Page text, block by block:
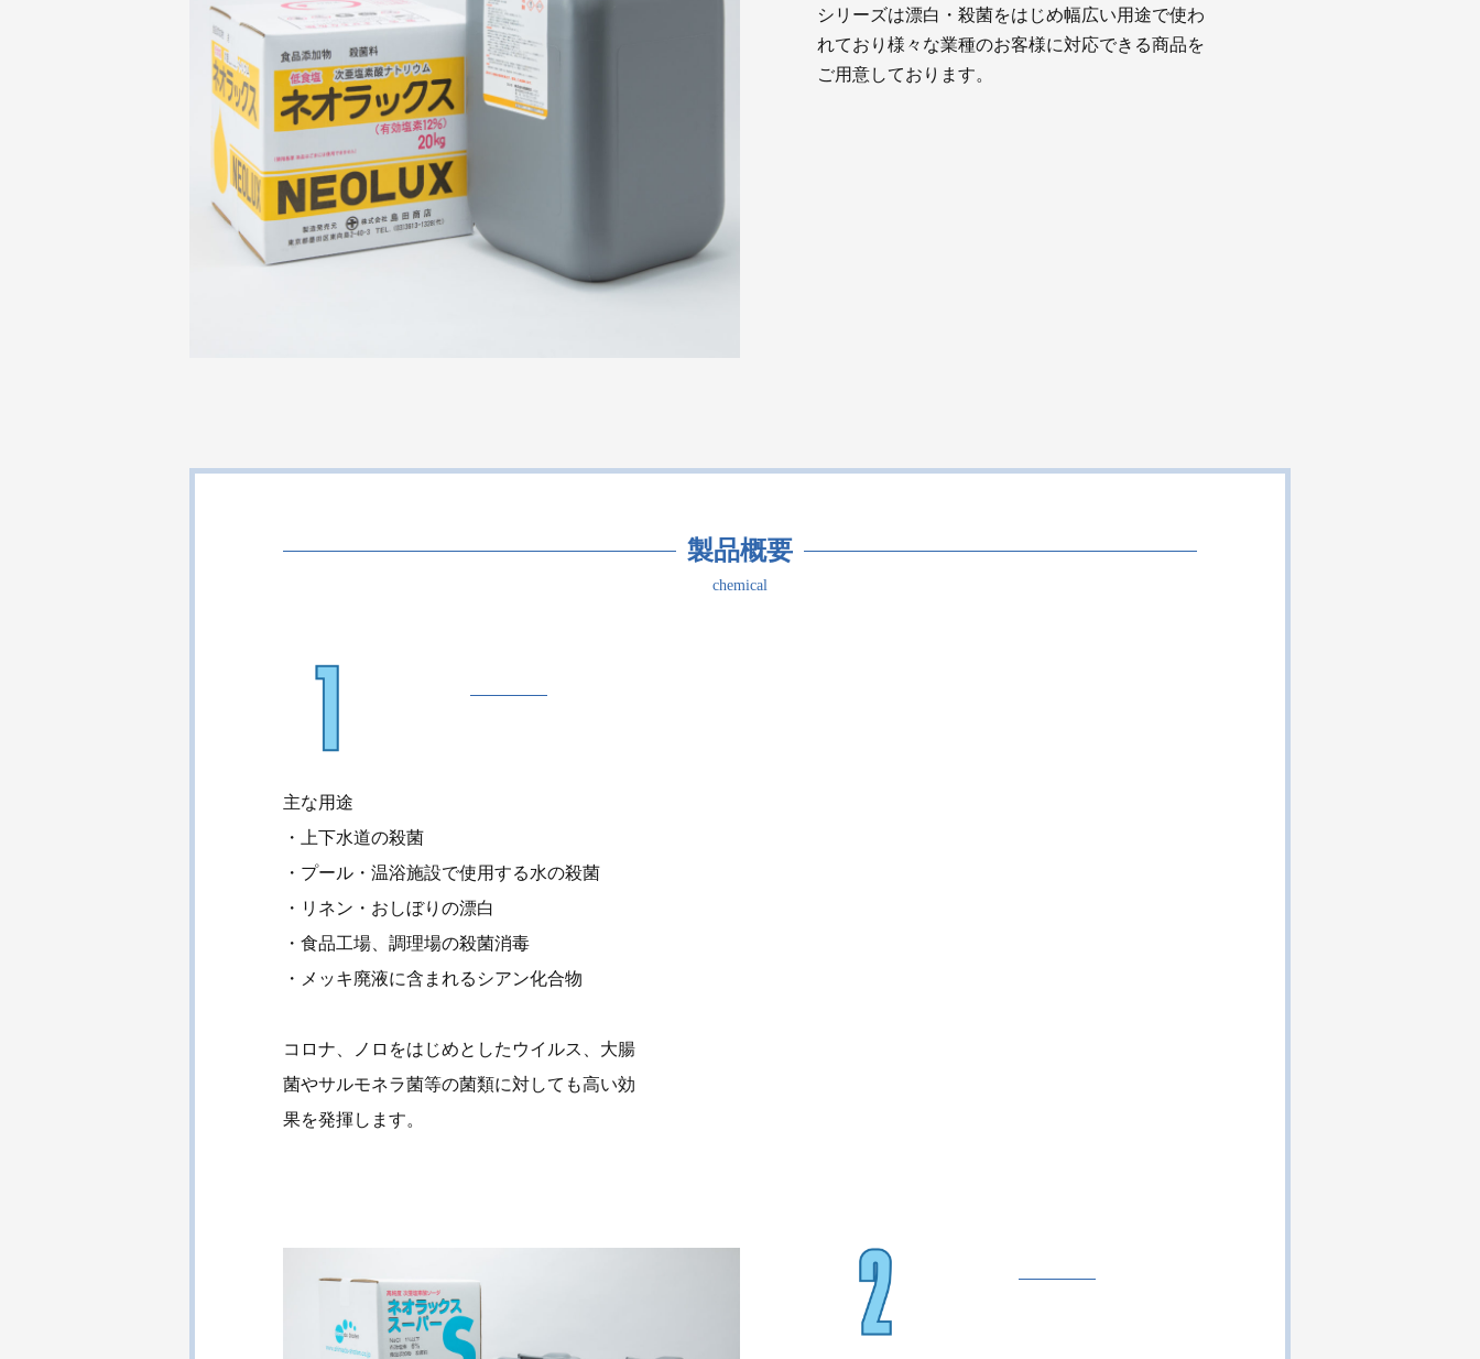
シリーズは漂白・殺菌をはじめ幅広い用途で使わ
れており様々な業種のお客様に対応できる商品を
ご用意しております。
製品概要
chemical
主な用途
・上下水道の殺菌
・プール・温浴施設で使用する水の殺菌
・リネン・おしぼりの漂白
・食品工場、調理場の殺菌消毒
・メッキ廃液に含まれるシアン化合物
コロナ、ノロをはじめとしたウイルス、大腸
菌やサルモネラ菌等の菌類に対しても高い効
果を発揮します。